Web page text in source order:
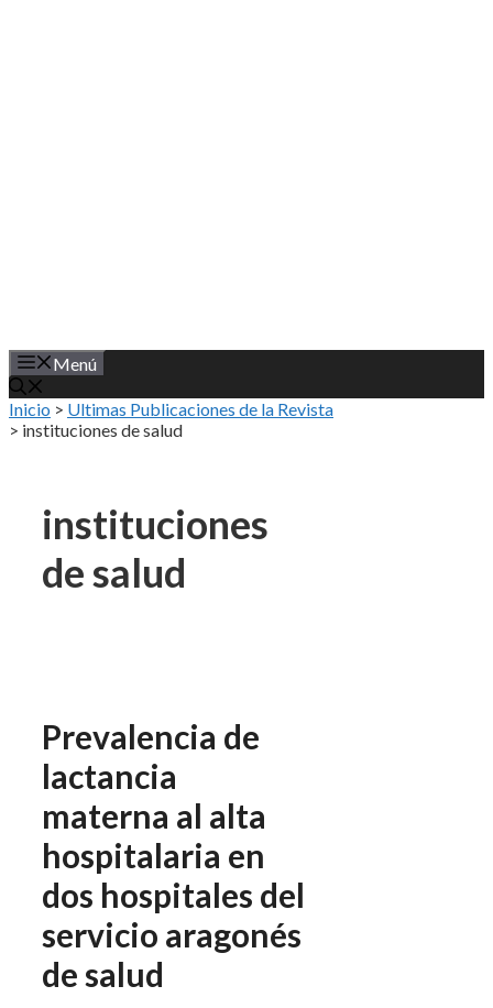
Menú
Inicio > Ultimas Publicaciones de la Revista
> instituciones de salud
instituciones
de salud
Prevalencia de
lactancia
materna al alta
hospitalaria en
dos hospitales del
servicio aragonés
de salud